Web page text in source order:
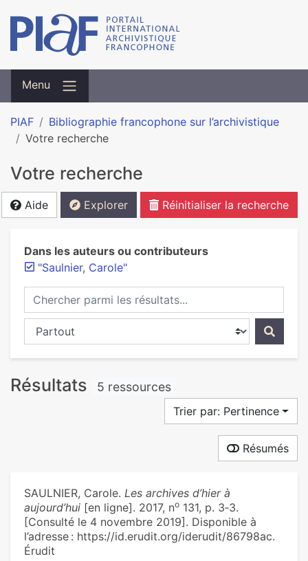
Menu
PIAF
Bibliographie francophone sur l’archivistique
Votre recherche
Votre recherche
Aide Explorer Réinitialiser la recherche
Dans les auteurs ou contributeurs
"Saulnier, Carole"
Chercher parmi les résultats...
Chercher dans...
Résultats 5 ressources
Trier par: Pertinence
Résumés
SAULNIER, Carole. Les archives d’hier à
aujourd’hui [en ligne]. 2017, no 131, p. 3‑3.
[Consulté le 4 novembre 2019]. Disponible à
l’adresse : https://id.erudit.org/iderudit/86798ac.
Érudit